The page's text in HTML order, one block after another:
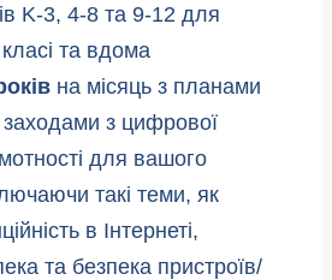
K-3, 4-8 та 9-12 для
та вдома
на місяць з планами
заходами з цифрової
для вашого
такі теми, як
в Інтернеті,
та безпека пристроїв/